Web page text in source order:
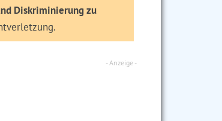
von Ende 2021: Ein